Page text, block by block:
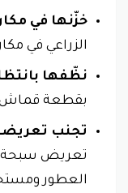
خزّنها في
الزراعي في
نظّفها
بقطعة قماش
تجنب
تعريض سبحة
العطور